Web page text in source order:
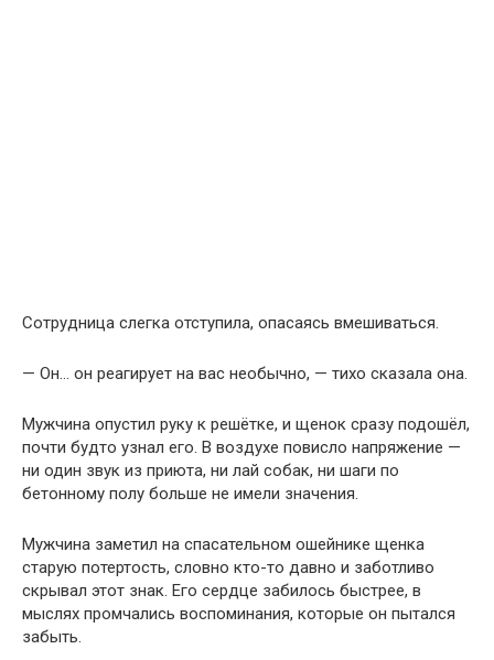
Сотрудница слегка отступила, опасаясь вмешиваться.
— Он… он реагирует на вас необычно, — тихо сказала она.
Мужчина опустил руку к решётке, и щенок сразу подошёл,
почти будто узнал его. В воздухе повисло напряжение —
ни один звук из приюта, ни лай собак, ни шаги по
бетонному полу больше не имели значения.
Мужчина заметил на спасательном ошейнике щенка
старую потертость, словно кто-то давно и заботливо
скрывал этот знак. Его сердце забилось быстрее, в
мыслях промчались воспоминания, которые он пытался
забыть.